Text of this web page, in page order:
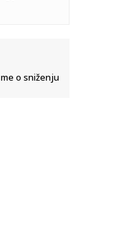
o sniženju